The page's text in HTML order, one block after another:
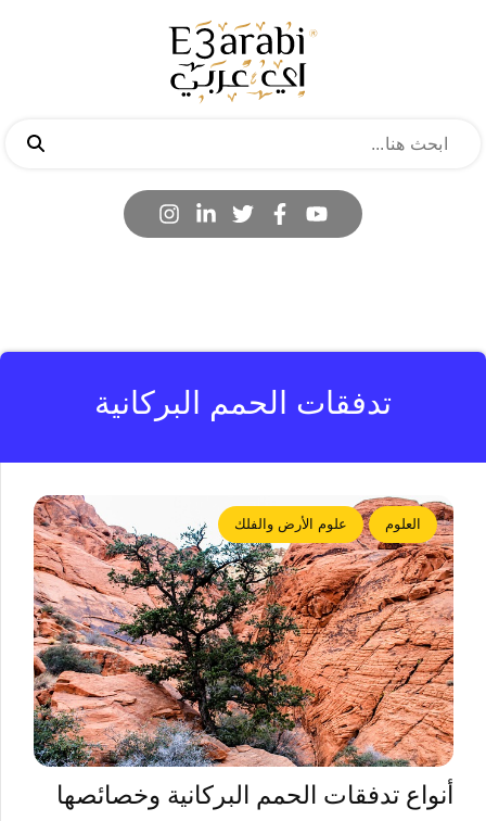
تدفقات الحمم البركانية
العلوم علوم الأرض والفلك
أنواع تدفقات الحمم البركانية وخصائصها